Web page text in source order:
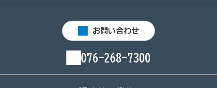
お問い合わせ
076-268-7300
険）
情報漏えいリスクの備えに（情報漏えい保険）